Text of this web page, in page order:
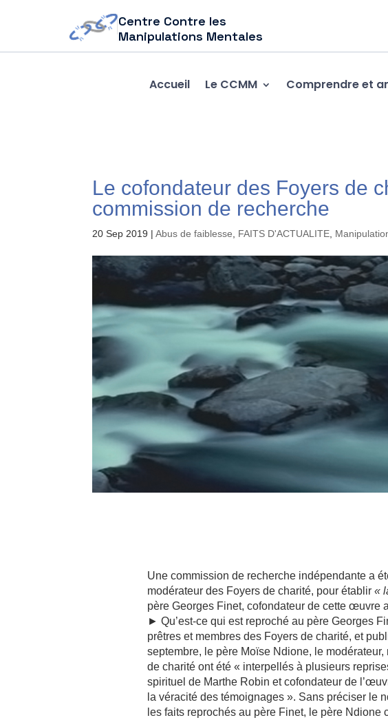
Centre Contre les
Manipulations Mentales
Accueil Le CCMM Comprendre et
Le cofondateur des Foyers de
commission de recherche
20 Sep 2019 |Abus de faiblesse FAITS D'ACTUALITE
Une commission de recherche indépendante a
modérateur des Foyers de charité, pour établir «
père Georges Finet, cofondateur de cette œuvre
► Qu’est-ce qui est reproché au père Georges
prêtres et membres des Foyers de charité, et
septembre, le père Moïse Ndione, le
de charité ont été « interpellés à plusieurs
spirituel de Marthe Robin et cofondateur de
la véracité des témoignages ». Sans préciser le
les faits reprochés au père Finet, le père Ndione